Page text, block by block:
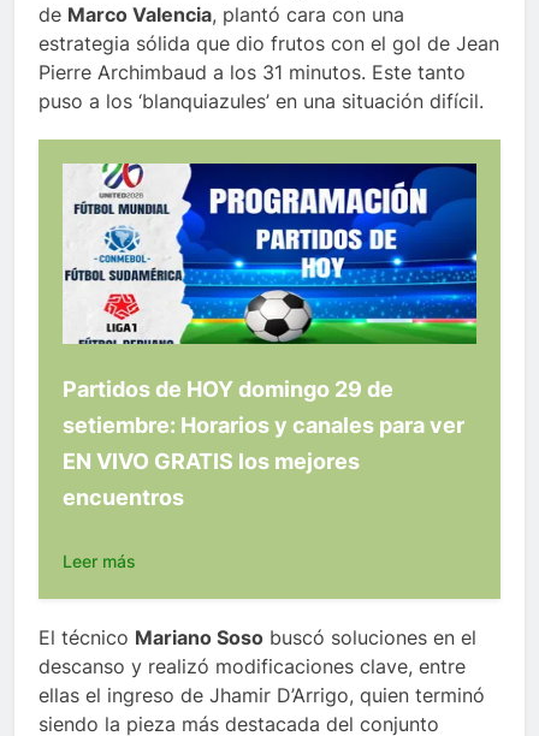
de Marco Valencia, plantó cara con una
estrategia sólida que dio frutos con el gol de Jean
Pierre Archimbaud a los 31 minutos. Este tanto
puso a los ‘blanquiazules’ en una situación difícil.
Partidos de HOY domingo 29 de
setiembre: Horarios y canales para ver
EN VIVO GRATIS los mejores
encuentros
Leer más
El técnico Mariano Soso buscó soluciones en el
descanso y realizó modificaciones clave, entre
ellas el ingreso de Jhamir D’Arrigo, quien terminó
siendo la pieza más destacada del conjunto